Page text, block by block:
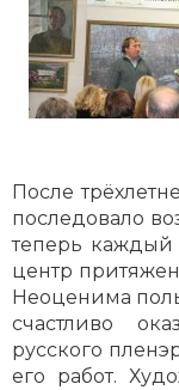
После
последовало
теперь каждый
центр
Неоценима
счастливо
русского
его работ.